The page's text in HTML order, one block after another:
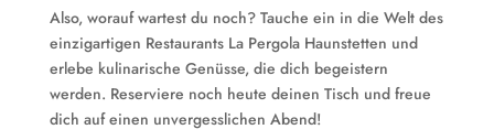
Also, worauf wartest du noch? Tauche ein in die Welt des
einzigartigen Restaurants La Pergola Haunstetten und
erlebe kulinarische Genüsse, die dich begeistern
werden. Reserviere noch heute deinen Tisch und freue
dich auf einen unvergesslichen Abend!